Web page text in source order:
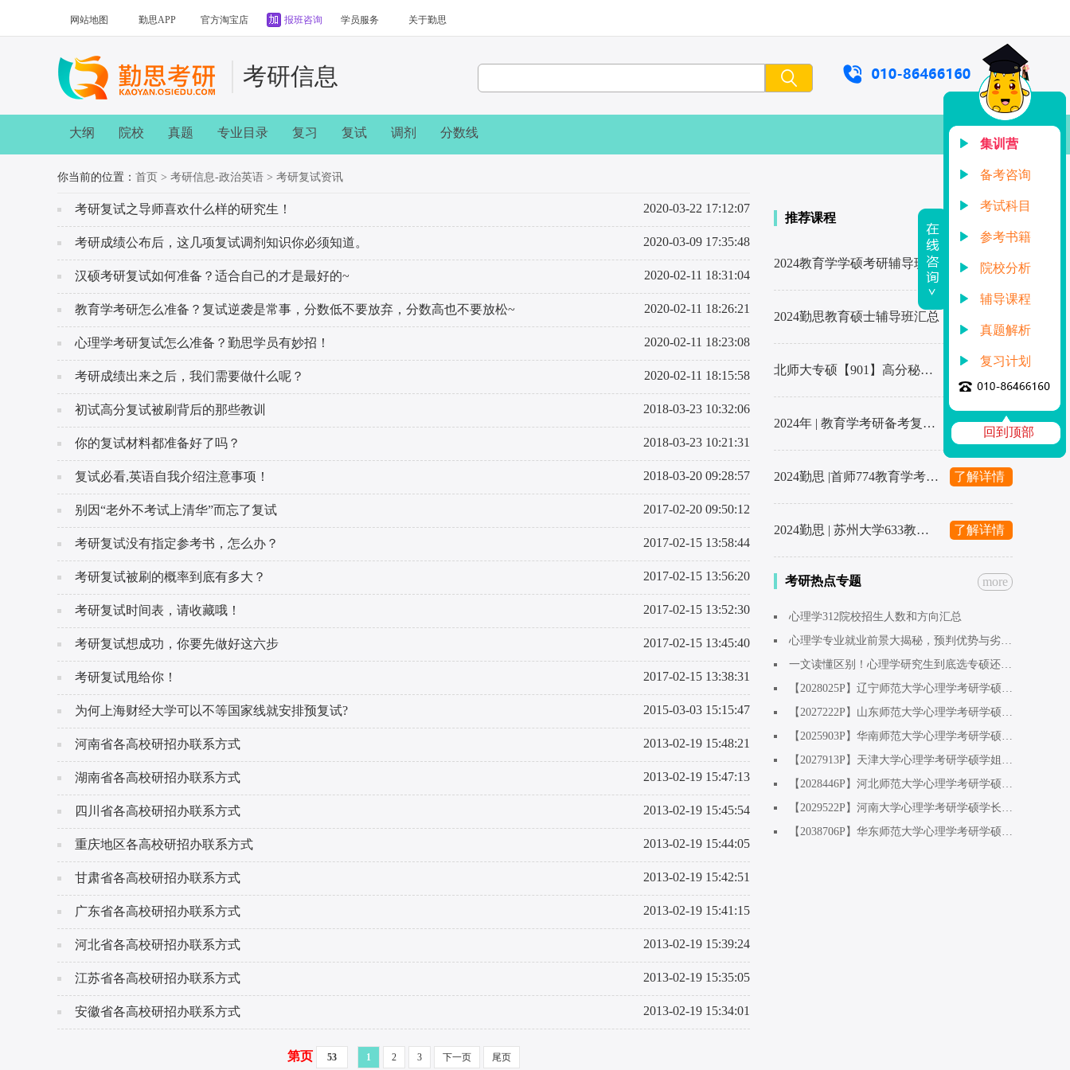
网站地图 勤思APP 官方淘宝店 报班咨询 学员服务 关于勤思
考研信息
大纲 院校 真题 专业目录 复习 复试 调剂 分数线
你当前的位置： 首页 > 考研信息-政治英语 > 考研复试资讯
考研复试之导师喜欢什么样的研究生！ 2020-03-22 17:12:07
考研成绩公布后，这几项复试调剂知识你必须知道。 2020-03-09 17:35:48
汉硕考研复试如何准备？适合自己的才是最好的~ 2020-02-11 18:31:04
教育学考研怎么准备？复试逆袭是常事，分数低不要放弃，分数高也不要放松~ 2020-02-11 18:26:21
心理学考研复试怎么准备？勤思学员有妙招！ 2020-02-11 18:23:08
考研成绩出来之后，我们需要做什么呢？ 2020-02-11 18:15:58
初试高分复试被刷背后的那些教训 2018-03-23 10:32:06
你的复试材料都准备好了吗？ 2018-03-23 10:21:31
复试必看,英语自我介绍注意事项！ 2018-03-20 09:28:57
别因“老外不考试上清华”而忘了复试 2017-02-20 09:50:12
考研复试没有指定参考书，怎么办？ 2017-02-15 13:58:44
考研复试被刷的概率到底有多大？ 2017-02-15 13:56:20
考研复试时间表，请收藏哦！ 2017-02-15 13:52:30
考研复试想成功，你要先做好这六步 2017-02-15 13:45:40
考研复试甩给你！ 2017-02-15 13:38:31
为何上海财经大学可以不等国家线就安排预复试? 2015-03-03 15:15:47
河南省各高校研招办联系方式 2013-02-19 15:48:21
湖南省各高校研招办联系方式 2013-02-19 15:47:13
四川省各高校研招办联系方式 2013-02-19 15:45:54
重庆地区各高校研招办联系方式 2013-02-19 15:44:05
甘肃省各高校研招办联系方式 2013-02-19 15:42:51
广东省各高校研招办联系方式 2013-02-19 15:41:15
河北省各高校研招办联系方式 2013-02-19 15:39:24
江苏省各高校研招办联系方式 2013-02-19 15:35:05
安徽省各高校研招办联系方式 2013-02-19 15:34:01
第页 53 1 2 3 下一页 尾页
推荐课程
2024教育学学硕考研辅导班汇总 了解详情
2024勤思教育硕士辅导班汇总
北师大专硕【901】高分秘籍来了！ 了解详情
2024年 | 教育学考研备考复习计划 了解详情
2024勤思 |首师774教育学考研辅导全新升级上线啦～1480起 了解详情
2024勤思 | 苏州大学633教育学考研辅导全新升级上线啦～1480起 了解详情
考研热点专题 more
心理学312院校招生人数和方向汇总
心理学专业就业前景大揭秘，预判优势与劣势。
一文读懂区别！心理学研究生到底选专硕还是学硕呢？
【2028025P】辽宁师范大学心理学考研学硕应用心理学方向学姐：早点开始准备！心态会稳
【2027222P】山东师范大学心理学考研学硕应用心理方向学姐：考研是最开心的一段时光
【2025903P】华南师范大学心理学考研学硕基础心理学方向学姐：上天不会辜负为梦想奋斗的人
【2027913P】天津大学心理学考研学硕学姐（调剂上岸）：人工智能专业跨考，初试410+
【2028446P】河北师范大学心理学考研学硕基础方向学姐：双非二战上岸，复试逆袭上岸
【2029522P】河南大学心理学考研学硕学长：专业课260+，一战成硕
【2038706P】华东师范大学心理学考研学硕发教方向学姐：工作两年后考研上岸，专业课260+
集训营
备考咨询
考试科目
参考书籍
院校分析
辅导课程
真题解析
复习计划
回到顶部